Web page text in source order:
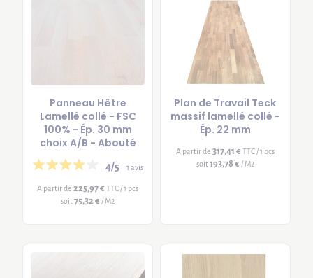
Panneau Hêtre
Lamellé collé - FSC
100% - Ép. 30 mm
choix A/B - Abouté
4/5 1 avis
A partir de225,97 € TTC / 1 pcs
soit75,32 € / M2
Plan de Travail Teck
massif lamellé collé -
Ép. 22 mm
A partir de 317,41 € TTC / 1 pcs
soit193,78 € / M2